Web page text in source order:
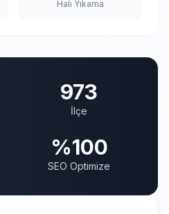
Halı Yıkama
973
İlçe
%100
SEO Optimize